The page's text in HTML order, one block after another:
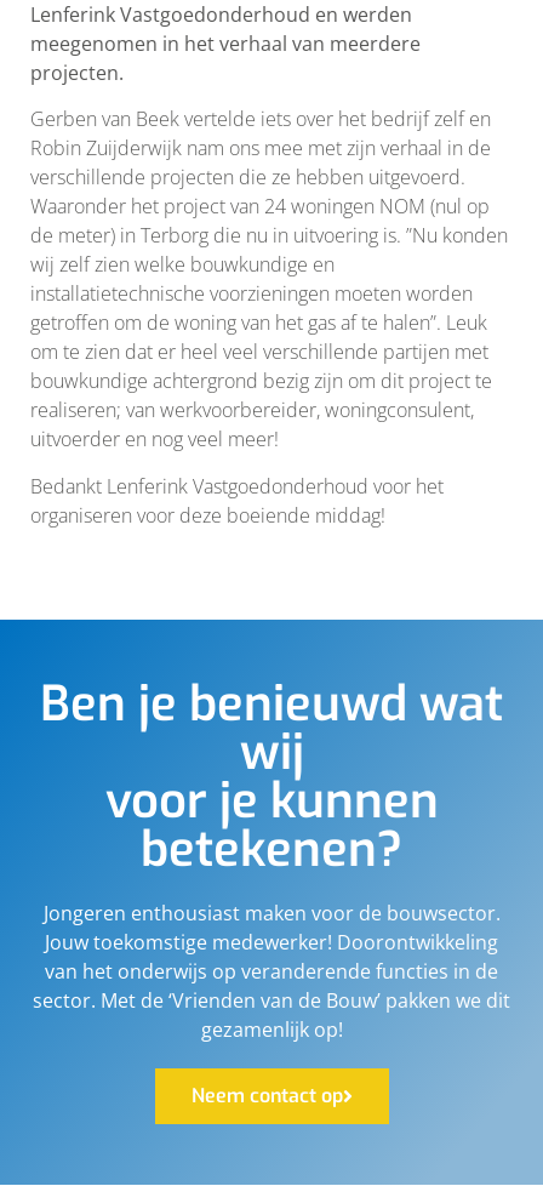
Lenferink Vastgoedonderhoud en werden
meegenomen in het verhaal van meerdere
projecten.
Gerben van Beek vertelde iets over het bedrijf zelf en
Robin Zuijderwijk nam ons mee met zijn verhaal in de
verschillende projecten die ze hebben uitgevoerd.
Waaronder het project van 24 woningen NOM (nul op
de meter) in Terborg die nu in uitvoering is. ”Nu konden
wij zelf zien welke bouwkundige en
installatietechnische voorzieningen moeten worden
getroffen om de woning van het gas af te halen”. Leuk
om te zien dat er heel veel verschillende partijen met
bouwkundige achtergrond bezig zijn om dit project te
realiseren; van werkvoorbereider, woningconsulent,
uitvoerder en nog veel meer!
Bedankt Lenferink Vastgoedonderhoud voor het
organiseren voor deze boeiende middag!
Ben je benieuwd wat
wij
voor je kunnen
betekenen?
Jongeren enthousiast maken voor de bouwsector.
Jouw toekomstige medewerker! Doorontwikkeling
van het onderwijs op veranderende functies in de
sector. Met de ‘Vrienden van de Bouw’ pakken we dit
gezamenlijk op!
Neem contact op